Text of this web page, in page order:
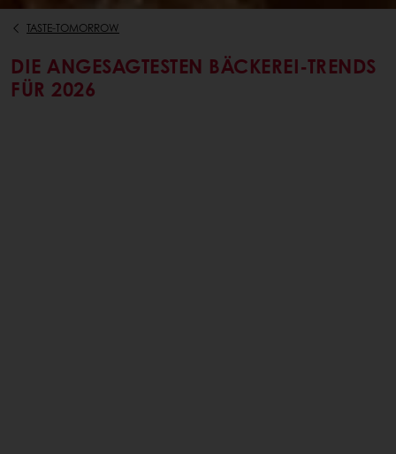
TASTE-TOMORROW
DIE ANGESAGTESTEN BÄCKEREI-TRENDS
FÜR 2026